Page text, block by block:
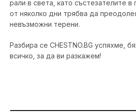
рали в света, като състезателите в
от няколко дни трябва да
невъзможни терени.
Разбира се CHESTNO.BG успяхме,
всичко, за да ви разкажем!